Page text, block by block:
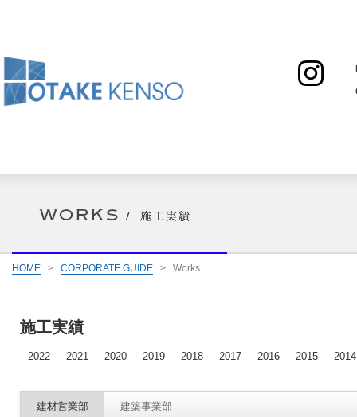
HOME > CORPORATE GUIDE > Works
施工実績
2022 2021 2020 2019 2018 2017 2016 2015 2014
建材営業部 建築事業部